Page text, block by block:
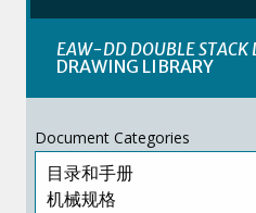
EAW-DD DOUBLE STACK
DRAWING LIBRARY
Document Categories